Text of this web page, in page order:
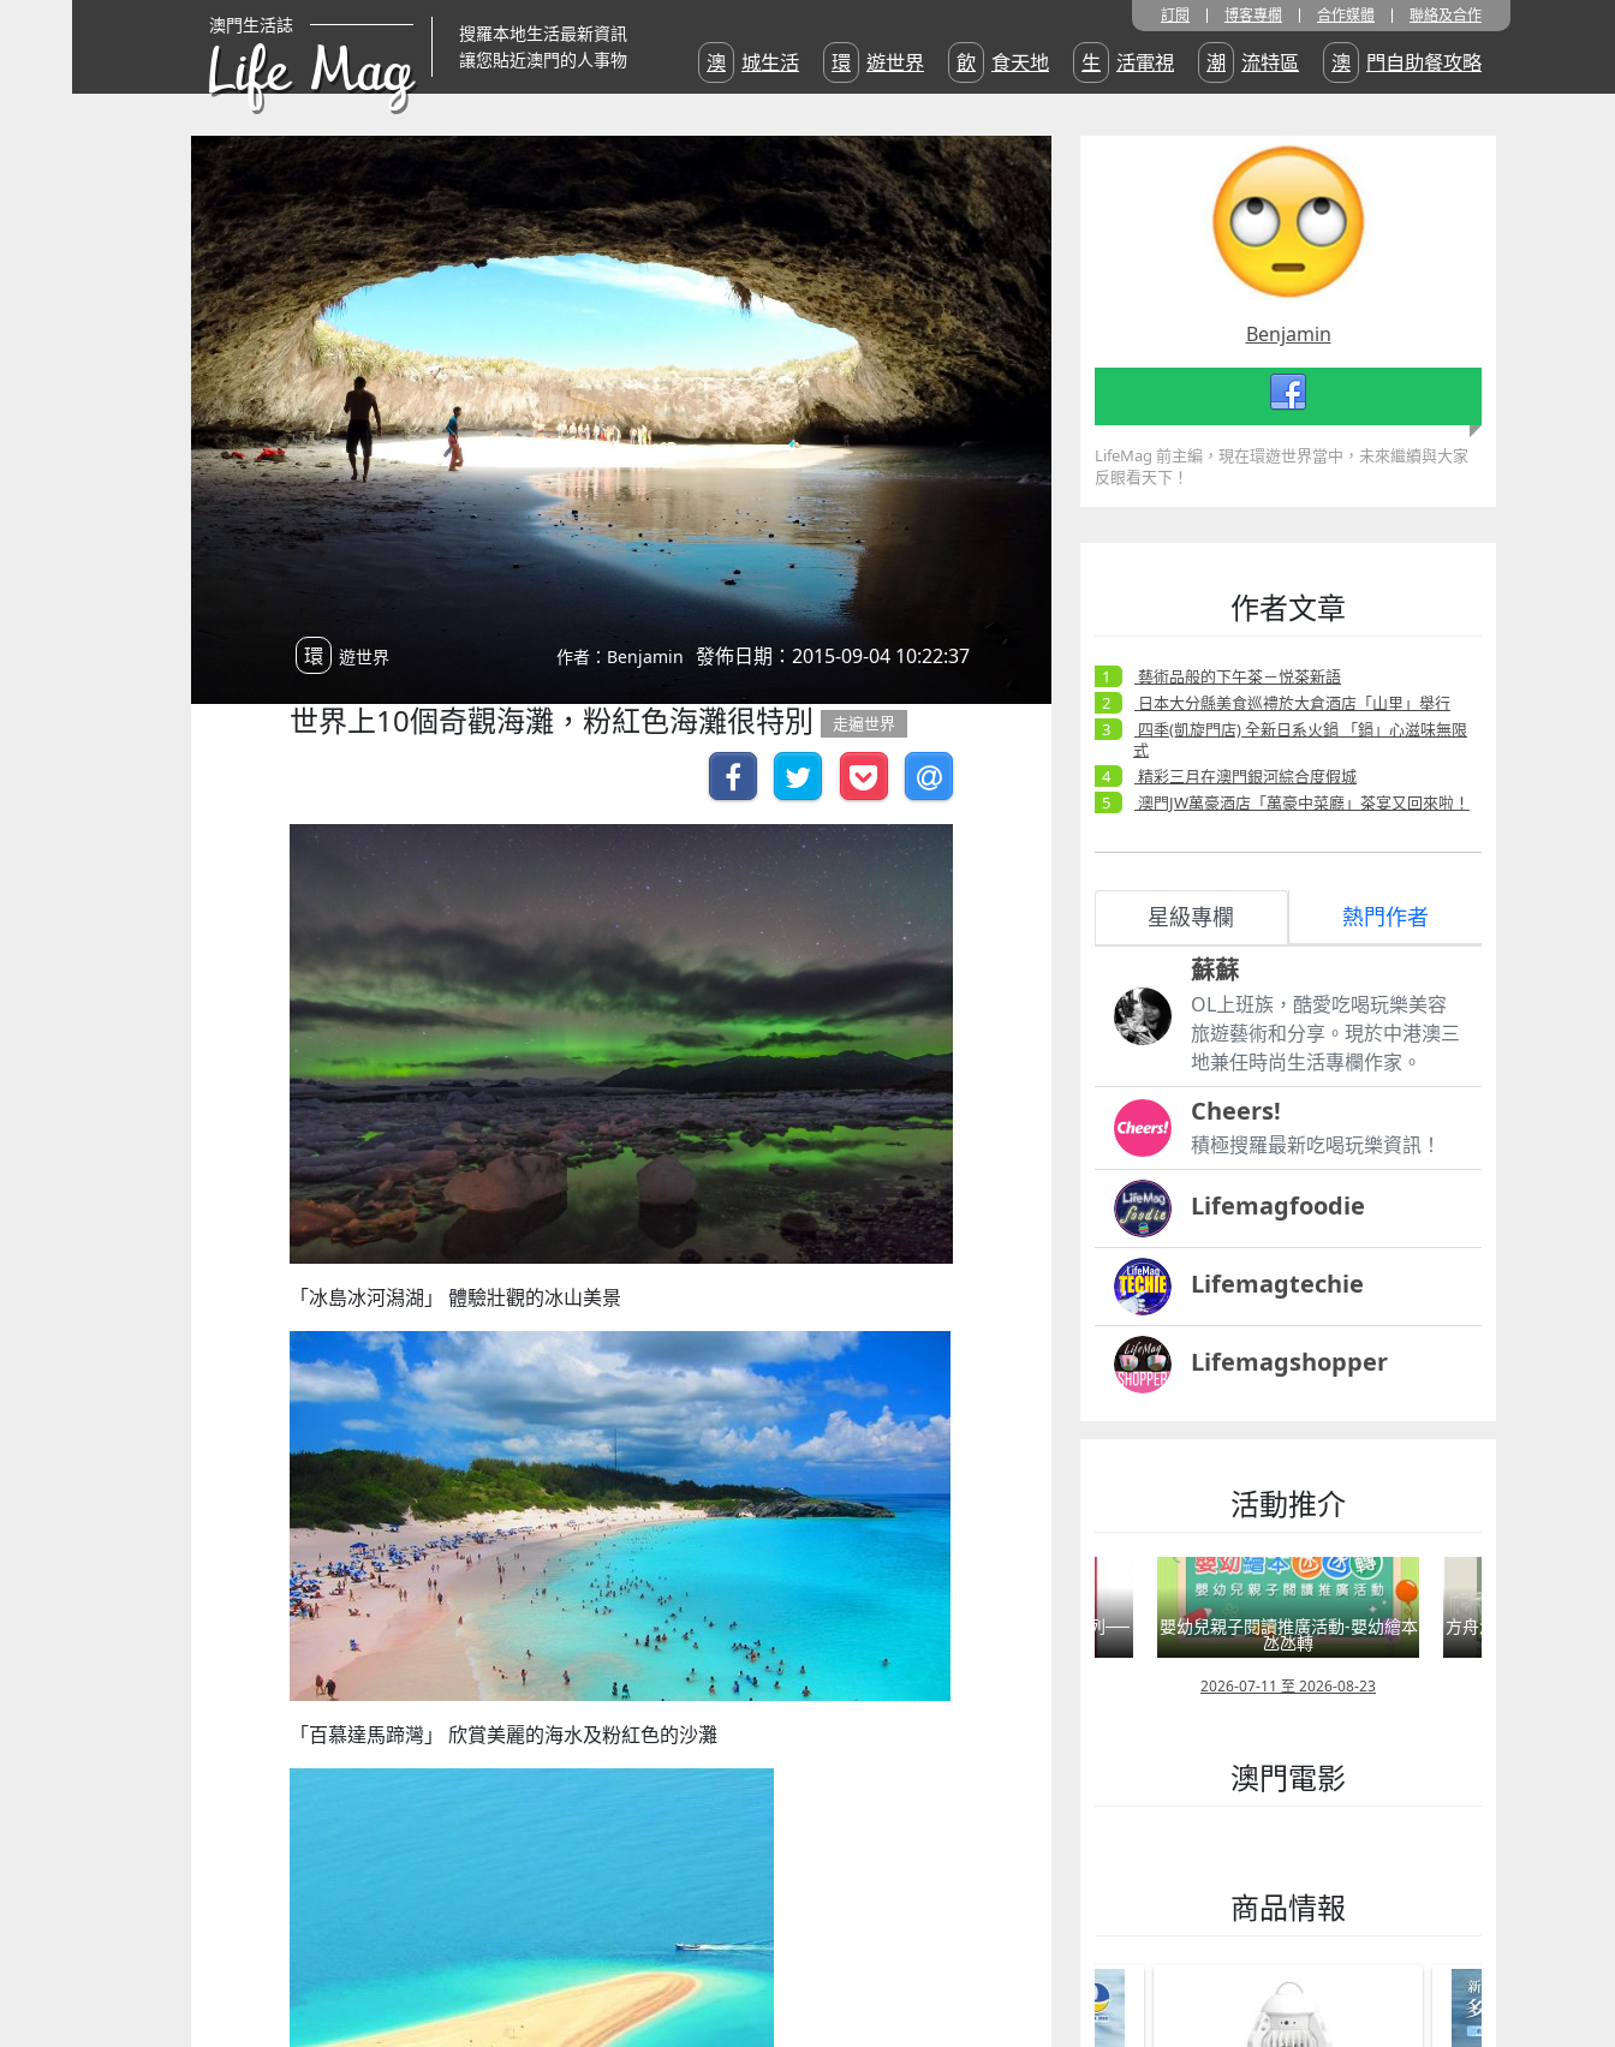
澳門生活誌
Life Mag
搜羅本地生活最新資訊
讓您貼近澳門的人事物
訂閱 博客專欄 合作媒體 聯絡及合作
澳城生活 環遊世界 飲食天地 生活電視 潮流特區 澳門自助餐攻略
環遊世界 作者：Benjamin 發佈日期：2015-09-04 10:22:37
世界上10個奇觀海灘，粉紅色海灘很特別 走遍世界
「冰島冰河潟湖」 體驗壯觀的冰山美景
「百慕達馬蹄灣」 欣賞美麗的海水及粉紅色的沙灘
Benjamin
LifeMag 前主編，現在環遊世界當中，未來繼續與大家
反眼看天下！
作者文章
藝術品般的下午茶－悦茶新語
日本大分縣美食巡禮於大倉酒店「山里」舉行
四季(凱旋門店) 全新日系火鍋 「鍋」心滋味無限
式
精彩三月在澳門銀河綜合度假城
澳門JW萬豪酒店「萬豪中菜廳」茶宴又回來啦！
星級專欄 熱門作者
蘇蘇
OL上班族，酷愛吃喝玩樂美容
旅遊藝術和分享。現於中港澳三
地兼任時尚生活專欄作家。
Cheers!
積極搜羅最新吃喝玩樂資訊！
Lifemagfoodie
Lifemagtechie
Lifemagshopper
活動推介
童心探秘澳門的“中國第一”系列──
移動寶籍
2026-07-18 至 2026-08-15
小眼晴「聽」大世界
2026-07-11 至 2026-08-29
童心探秘澳門的“中國第一”系列── 嬰幼兒親子閱讀推廣活動-嬰幼繪本
氹氹轉
2026-07-11 至 2026-08-23
方舟澳門藝術學會呈
澳門電影
商品情報